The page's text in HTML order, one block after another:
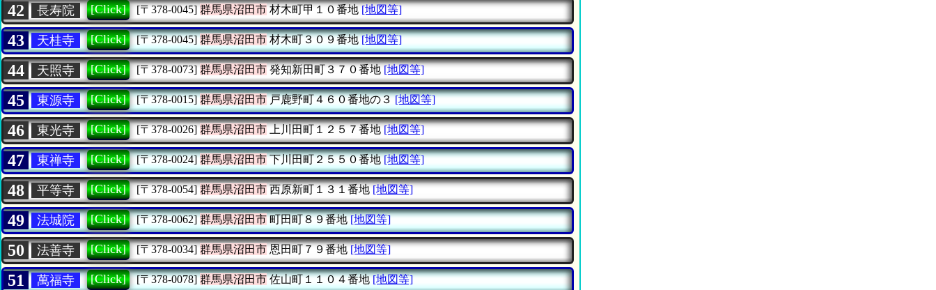
42 長寿院 [Click] [〒378-0045] 群馬県沼田市材木町甲１０番地 [地図等]
43 天桂寺 [Click] [〒378-0045] 群馬県沼田市材木町３０９番地 [地図等]
44 天照寺 [Click] [〒378-0073] 群馬県沼田市発知新田町３７０番地 [地図等]
45 東源寺 [Click] [〒378-0015] 群馬県沼田市戸鹿野町４６０番地の３ [地図等]
46 東光寺 [Click] [〒378-0026] 群馬県沼田市上川田町１２５７番地 [地図等]
47 東禅寺 [Click] [〒378-0024] 群馬県沼田市下川田町２５５０番地 [地図等]
48 平等寺 [Click] [〒378-0054] 群馬県沼田市西原新町１３１番地 [地図等]
49 法城院 [Click] [〒378-0062] 群馬県沼田市町田町８９番地 [地図等]
50 法善寺 [Click] [〒378-0034] 群馬県沼田市恩田町７９番地 [地図等]
51 萬福寺 [Click] [〒378-0078] 群馬県沼田市佐山町１１０４番地 [地図等]